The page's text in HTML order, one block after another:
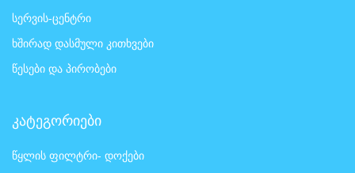
სერვის-ცენტრი
ხშირად დასმული კითხვები
წესები და პირობები
კატეგორიები
წყლის ფილტრი- დოქები